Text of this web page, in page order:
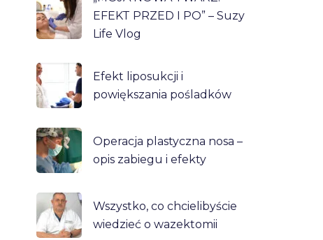
EFEKT PRZED I PO” – Suzy
Life Vlog
Efekt liposukcji i
powiększania pośladków
Operacja plastyczna nosa –
opis zabiegu i efekty
Wszystko, co chcielibyście
wiedzieć o wazektomii